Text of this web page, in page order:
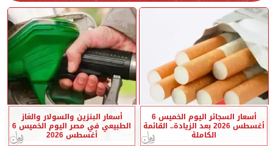
أسعار السجائر اليوم الخميس 6
أغسطس 2026 بعد الزيادة.. القائمة
الكاملة
أسعار البنزين والسولار والغاز
الطبيعي في مصر اليوم الخميس 6
أغسطس 2026